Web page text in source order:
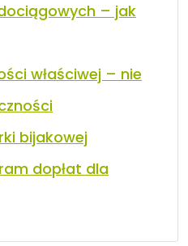
– jak
właściwej – nie
bijakowej
dopłat dla